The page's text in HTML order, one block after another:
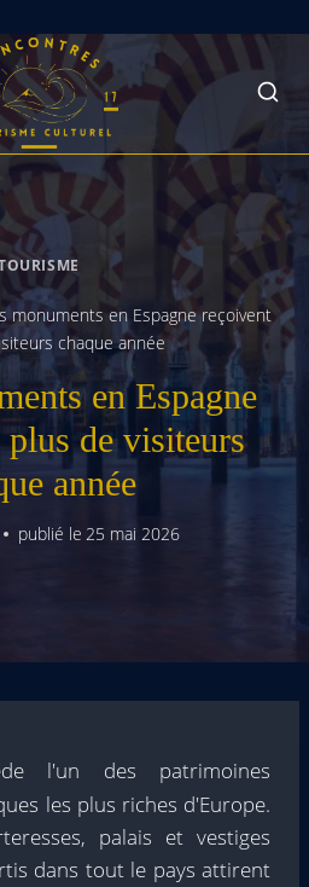
monuments en Espagne reçoivent
chaque année
en Espagne
de visiteurs
année
publié le 25 mai 2026
l'un des patrimoines
les plus riches d'Europe.
palais et vestiges
dans tout le pays attirent